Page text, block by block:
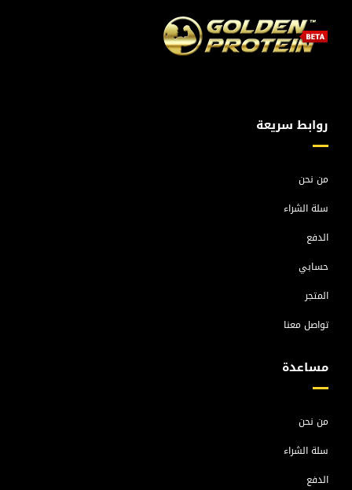
روابط سريعة
من نحن
سلة الشراء
الدفع
حسابي
المتجر
تواصل معنا
مساعدة
من نحن
سلة الشراء
الدفع